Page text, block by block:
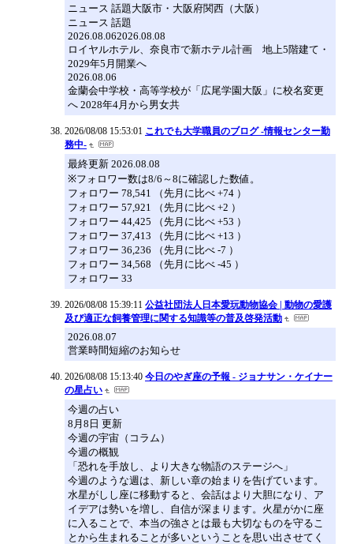
ニュース 話題大阪市・大阪府関西（大阪）
ニュース 話題
2026.08.062026.08.08
ロイヤルホテル、奈良市で新ホテル計画 地上5階建て・
2029年5月開業へ
2026.08.06
金蘭会中学校・高等学校が「広尾学園大阪」に校名変更
へ 2028年4月から男女共
2026/08/08 15:53:01 これでも大学職員のブログ -情報センター勤
務中-
最終更新 2026.08.08
※フォロワー数は8/6～8に確認した数値。
フォロワー 78,541 （先月に比べ +74 ）
フォロワー 57,921 （先月に比べ +2 ）
フォロワー 44,425 （先月に比べ +53 ）
フォロワー 37,413 （先月に比べ +13 ）
フォロワー 36,236 （先月に比べ -7 ）
フォロワー 34,568 （先月に比べ -45 ）
フォロワー 33
2026/08/08 15:39:11 公益社団法人日本愛玩動物協会 | 動物の愛護
及び適正な飼養管理に関する知識等の普及啓発活動
2026.08.07
営業時間短縮のお知らせ
2026/08/08 15:13:40 今日のやぎ座の予報 - ジョナサン・ケイナー
の星占い
今週の占い
8月8日 更新
今週の宇宙（コラム）
今週の概観
「恐れを手放し、より大きな物語のステージへ」
今週のような週は、新しい章の始まりを告げています。
水星がしし座に移動すると、会話はより大胆になり、ア
イデアは勢いを増し、自信が深まります。火星がかに座
に入ることで、本当の強さとは最も大切なものを守るこ
とから生まれることが多いということを思い出させてく